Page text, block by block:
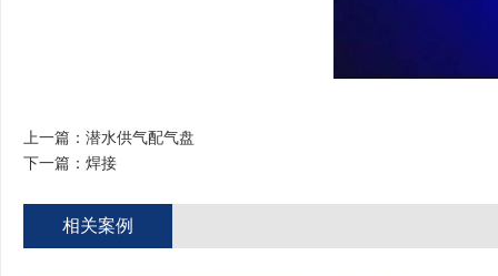
上一篇： 潜水供气配气盘
下一篇： 焊接
相关案例